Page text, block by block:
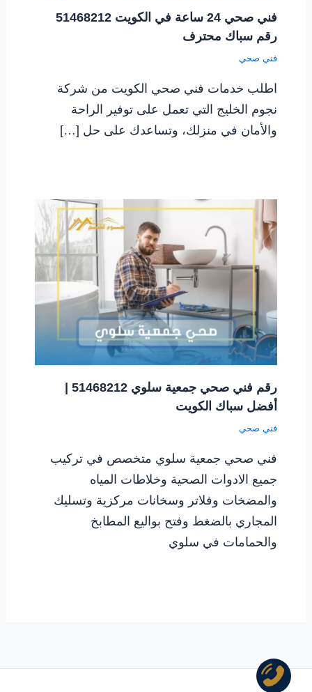
فني صحي 24 ساعة في الكويت 51468212
رقم سباك محترف
فني صحي
اطلب خدمات فني صحي الكويت من شركة
نجوم الخليج التي تعمل على توفير الراحة
والأمان في منزلك، وتساعدك على حل […]
رقم فني صحي جمعية سلوي 51468212 |
أفضل سباك الكويت
فني صحي
فني صحي جمعية سلوي متخصص في تركيب
جميع الادوات الصحية وخلاطات المياه
والمضخات وفلاتر وسخانات مركزية وتسليك
المجاري بالضغط وفتح بواليع المطابخ
والحمامات في سلوي